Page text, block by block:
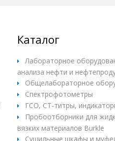
Каталог
Лабораторное
анализа нефти и
Общелабораторное
Спектрофотометры
ГСО, СТ-титры,
Пробоотборники для
вязких материалов Burkle
Сушильные шкафы и